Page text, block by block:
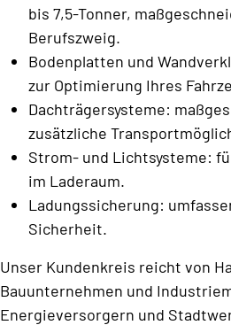
bis 7,5-Tonner,
Berufszweig.
Bodenplatten und
zur Optimierung Ihres
Dachträgersysteme:
zusätzliche
Strom- und Lichtsysteme:
im Laderaum.
Ladungssicherung:
Sicherheit.
Unser Kundenkreis reicht von
Bauunternehmen und
Energieversorgern und